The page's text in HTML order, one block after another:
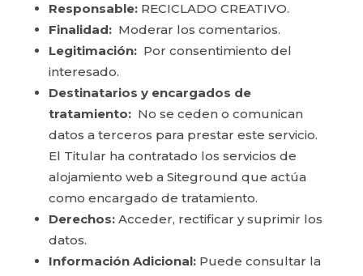
Responsable:RECICLADO CREATIVO.
Finalidad:Moderar los comentarios.
Legitimación:Por consentimiento del
interesado.
Destinatarios y encargados de
tratamiento:No se ceden o comunican
datos a terceros para prestar este servicio.
El Titular ha contratado los servicios de
alojamiento web a Siteground que actúa
como encargado de tratamiento.
Derechos:Acceder, rectificar y suprimir los
datos.
Información Adicional:Puede consultar la